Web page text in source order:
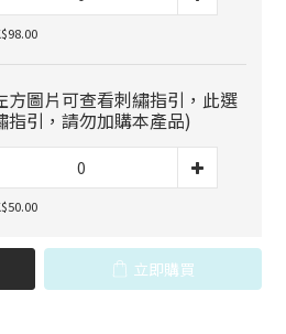
方圖片可查看刺繡指引，此選
指引，請勿加購本產品)
立即購買